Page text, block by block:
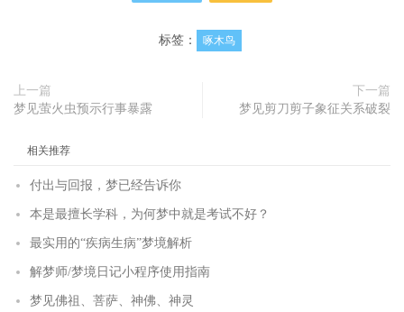
标签： 啄木鸟
上一篇
梦见萤火虫预示行事暴露
下一篇
梦见剪刀剪子象征关系破裂
相关推荐
付出与回报，梦已经告诉你
本是最擅长学科，为何梦中就是考试不好？
最实用的“疾病生病”梦境解析
解梦师/梦境日记小程序使用指南
梦见佛祖、菩萨、神佛、神灵